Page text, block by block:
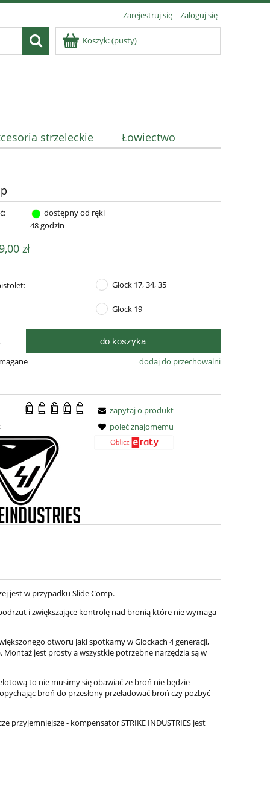
Zarejestruj się Zaloguj się
Koszyk:(pusty)
strzeleckie Łowiectwo
dostępny od ręki
48 godzin
zł
Glock 17, 34, 35
Glock 19
do koszyka
dodaj do przechowalni
zapytaj o produkt
poleć znajomemu
jest w przypadku Slide Comp.
i zwiększające kontrolę nad bronią które nie wymaga
otworu jaki spotkamy w Glockach 4 generacji,
jest prosty a wszystkie potrzebne narzędzia są w
to nie musimy się obawiać że broń nie będzie
broń do przesłony przeładować broń czy pozbyć
przyjemniejsze - kompensator STRIKE INDUSTRIES jest